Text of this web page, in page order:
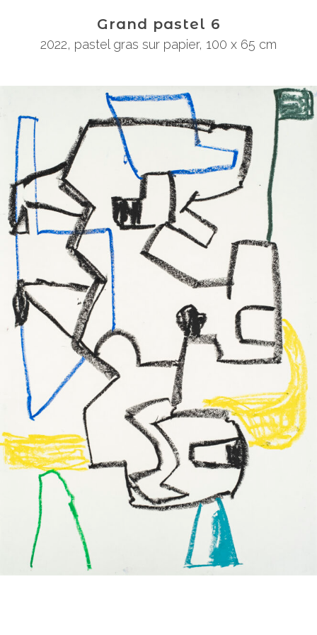
Grand pastel 6
2022, pastel gras sur papier, 100 x 65 cm